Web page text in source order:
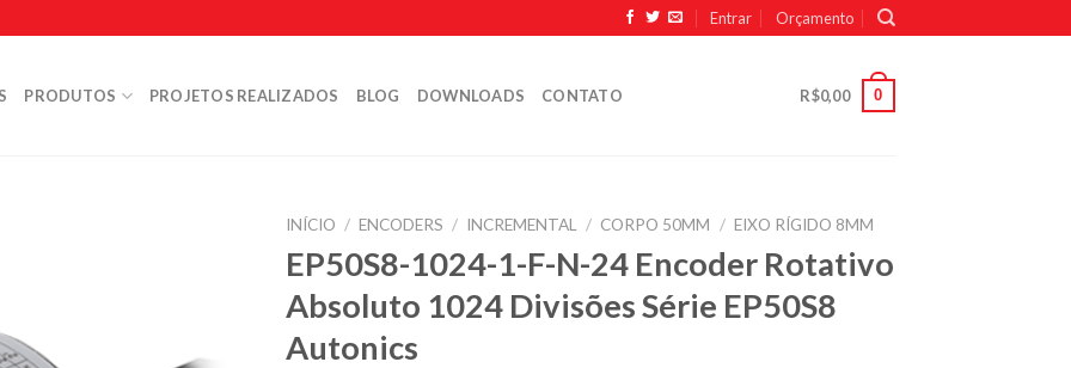
Entrar Orçamento
PRODUTOS PROJETOS REALIZADOS BLOG DOWNLOADS CONTATO R$0,00 0
INÍCIO / ENCODERS / INCREMENTAL / CORPO 50MM / EIXO RÍGIDO 8MM
EP50S8-1024-1-F-N-24 Encoder Rotativo
Absoluto 1024 Divisões Série EP50S8
Autonics